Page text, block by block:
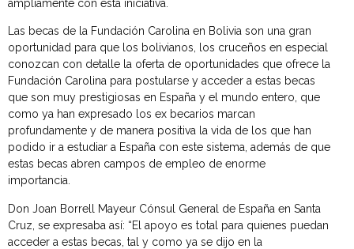
ampliamente con esta iniciativa.
Las becas de la Fundación Carolina en Bolivia son una gran
oportunidad para que los bolivianos, los cruceños en especial
conozcan con detalle la oferta de oportunidades que ofrece la
Fundación Carolina para postularse y acceder a estas becas
que son muy prestigiosas en España y el mundo entero, que
como ya han expresado los ex becarios marcan
profundamente y de manera positiva la vida de los que han
podido ir a estudiar a España con este sistema, además de que
estas becas abren campos de empleo de enorme
importancia.
Don Joan Borrell Mayeur Cónsul General de España en Santa
Cruz, se expresaba así: “El apoyo es total para quienes puedan
acceder a estas becas, tal y como ya se dijo en la